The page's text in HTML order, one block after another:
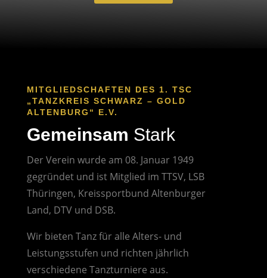
MITGLIEDSCHAFTEN DES 1. TSC
„TANZKREIS SCHWARZ – GOLD
ALTENBURG“ E.V.
Gemeinsam Stark
Der Verein wurde am 08. Januar 1949
gegründet und ist Mitglied im TTSV, LSB
Thüringen, Kreissportbund Altenburger
Land, DTV und DSB.
Wir bieten Tanz für alle Alters- und
Leistungsstufen und richten jährlich
verschiedene Tanzturniere aus.